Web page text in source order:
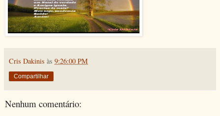
Cris Dakinis às 9:26:00 PM
Compartilhar
Nenhum comentário: